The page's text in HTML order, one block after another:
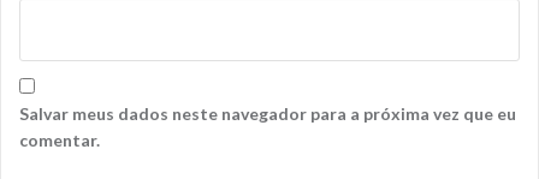
Salvar meus dados neste navegador para a próxima vez que eu
comentar.